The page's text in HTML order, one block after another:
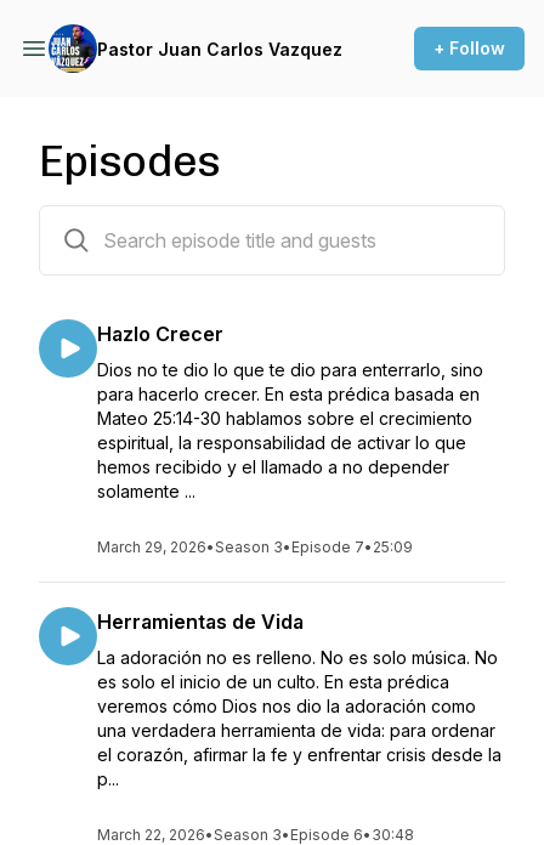
Pastor Juan Carlos Vazquez + Follow
Episodes
Hazlo Crecer
Dios no te dio lo que te dio para enterrarlo, sino
para hacerlo crecer. En esta prédica basada en
Mateo 25:14-30 hablamos sobre el crecimiento
espiritual, la responsabilidad de activar lo que
hemos recibido y el llamado a no depender
solamente ...
March 29, 2026•Season 3• Episode 7• 25:09
Herramientas de Vida
La adoración no es relleno. No es solo música. No
es solo el inicio de un culto. En esta prédica
veremos cómo Dios nos dio la adoración como
una verdadera herramienta de vida: para ordenar
el corazón, afirmar la fe y enfrentar crisis desde la
p...
March 22, 2026•Season 3• Episode 6• 30:48